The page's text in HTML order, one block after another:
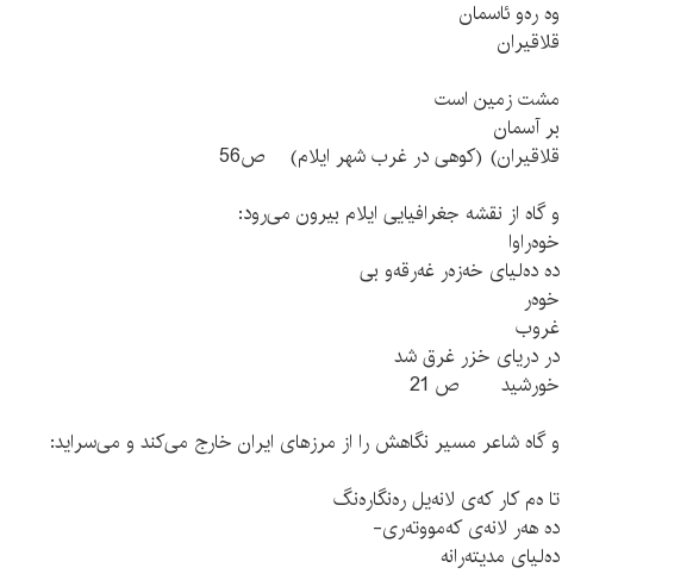
وه‌ ره‌و ئاسمان
قلاقیران
مشت زمین است
بر آسمان
قلاقیران) (کوهی در غرب شهر ایلام) ص56
و گاه از نقشه جغرافیایی ایلام بیرون می‌رود:
خوه‌راوا
ده ده‌‌لیای خه‌زه‌ر غه‌رقه‌و بی
خوه‌ر
غروب
در دریای خزر غرق شد
خورشید ص 21
و گاه شاعر مسیر نگاهش را از مرزهای ایران خارج می‌کند و می‌سراید:
تا ه‌م کار که‌ی لانه‌یل ره‌نگاره‌نگ
ده هه‌ر لانه‌ی که‌مووته‌ری-
ده‌لیای مدیته‌رانه